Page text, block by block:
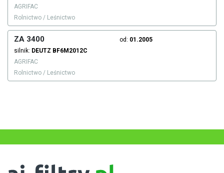
AGRIFAC
Rolnictwo / Leśnictwo
ZA 3400 od: 01.2005
silnik: DEUTZ BF6M2012C
AGRIFAC
Rolnictwo / Leśnictwo